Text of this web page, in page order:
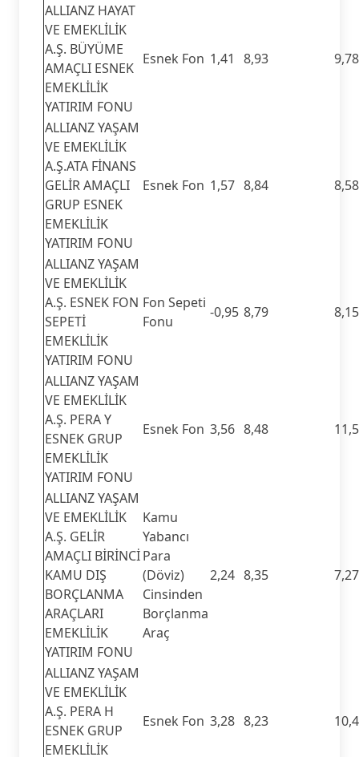
ALLIANZ HAYAT
VE EMEKLİLİK
A.Ş. BÜYÜME
AMAÇLI ESNEK
EMEKLİLİK
YATIRIM FONU
Esnek Fon 1,41 8,93 9,78
ALLIANZ YAŞAM
VE EMEKLİLİK
A.Ş.ATA FİNANS
GELİR AMAÇLI
GRUP ESNEK
EMEKLİLİK
YATIRIM FONU
Esnek Fon 1,57 8,84 8,58
ALLIANZ YAŞAM
VE EMEKLİLİK
A.Ş. ESNEK FON
SEPETİ
EMEKLİLİK
YATIRIM FONU
Fon Sepeti
Fonu
-0,95 8,79 8,15
ALLIANZ YAŞAM
VE EMEKLİLİK
A.Ş. PERA Y
ESNEK GRUP
EMEKLİLİK
YATIRIM FONU
Esnek Fon 3,56 8,48
ALLIANZ YAŞAM
VE EMEKLİLİK
A.Ş. GELİR
AMAÇLI BİRİNCİ
KAMU DIŞ
BORÇLANMA
ARAÇLARI
EMEKLİLİK
YATIRIM FONU
Kamu
Yabancı
Para
(Döviz)
Cinsinden
Borçlanma
Araç
2,24 8,35 7,27
ALLIANZ YAŞAM
VE EMEKLİLİK
A.Ş. PERA H
ESNEK GRUP
EMEKLİLİK
Esnek Fon 3,28 8,23